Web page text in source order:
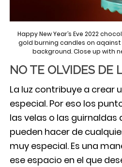
Happy New Year’s Eve 2022
gold burning candles on
background. Close up with
NO TE OLVIDES DE
La luz contribuye a crear
especial. Por eso los
las velas o las guirnaldas
pueden hacer de
muy especial. Es una
ese espacio en el que